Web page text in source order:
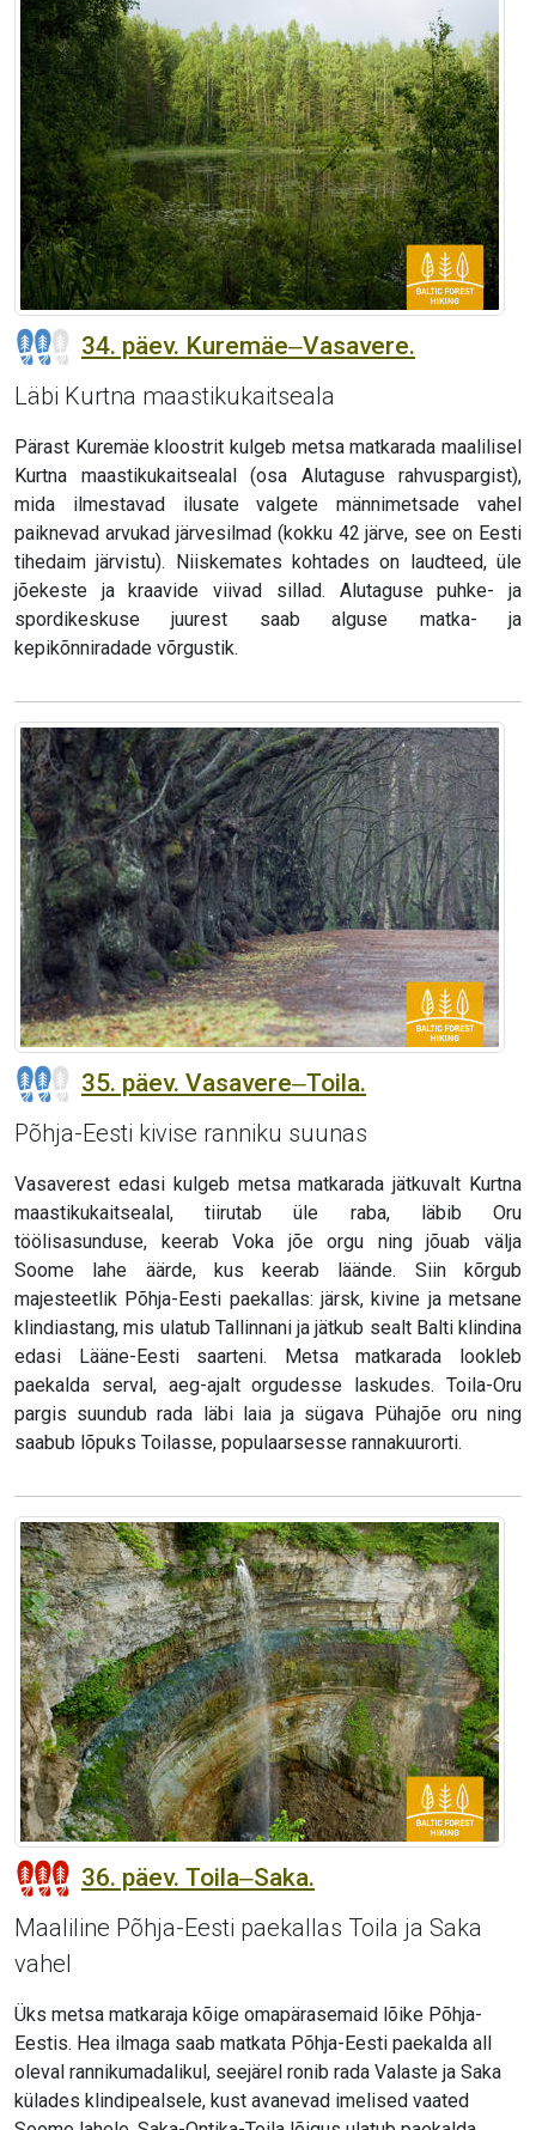
34. päev. Kuremäe‒Vasavere.
Läbi Kurtna maastikukaitseala
Pärast Kuremäe kloostrit kulgeb metsa matkarada maalilisel
Kurtna maastikukaitsealal (osa Alutaguse rahvuspargist),
mida ilmestavad ilusate valgete männimetsade vahel
paiknevad arvukad järvesilmad (kokku 42 järve, see on Eesti
tihedaim järvistu). Niiskemates kohtades on laudteed, üle
jõekeste ja kraavide viivad sillad. Alutaguse puhke- ja
spordikeskuse juurest saab alguse matka- ja
kepikõnniradade võrgustik.
35. päev. Vasavere‒Toila.
Põhja-Eesti kivise ranniku suunas
Vasaverest edasi kulgeb metsa matkarada jätkuvalt Kurtna
maastikukaitsealal, tiirutab üle raba, läbib Oru
töölisasunduse, keerab Voka jõe orgu ning jõuab välja
Soome lahe äärde, kus keerab läände. Siin kõrgub
majesteetlik Põhja-Eesti paekallas: järsk, kivine ja metsane
klindiastang, mis ulatub Tallinnani ja jätkub sealt Balti klindina
edasi Lääne-Eesti saarteni. Metsa matkarada lookleb
paekalda serval, aeg-ajalt orgudesse laskudes. Toila-Oru
pargis suundub rada läbi laia ja sügava Pühajõe oru ning
saabub lõpuks Toilasse, populaarsesse rannakuurorti.
36. päev. Toila‒Saka.
Maaliline Põhja-Eesti paekallas Toila ja Saka
vahel
Üks metsa matkaraja kõige omapärasemaid lõike Põhja-
Eestis. Hea ilmaga saab matkata Põhja-Eesti paekalda all
oleval rannikumadalikul, seejärel ronib rada Valaste ja Saka
külades klindipealsele, kust avanevad imelised vaated